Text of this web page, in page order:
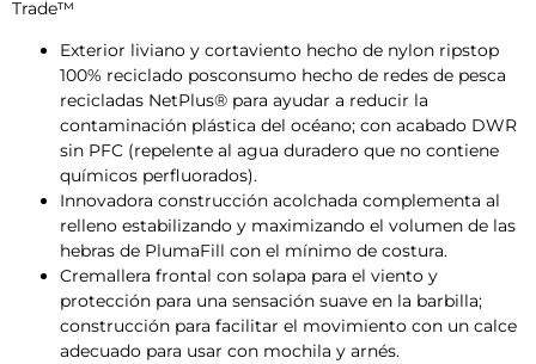
Trade™
Exterior liviano y cortaviento hecho de nylon ripstop
100% reciclado posconsumo hecho de redes de pesca
recicladas NetPlus® para ayudar a reducir la
contaminación plástica del océano; con acabado DWR
sin PFC (repelente al agua duradero que no contiene
químicos perfluorados).
Innovadora construcción acolchada complementa al
relleno estabilizando y maximizando el volumen de las
hebras de PlumaFill con el mínimo de costura.
Cremallera frontal con solapa para el viento y
protección para una sensación suave en la barbilla;
construcción para facilitar el movimiento con un calce
adecuado para usar con mochila y arnés.